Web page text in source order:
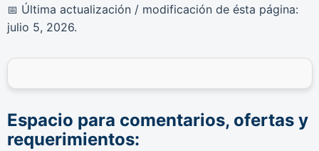
📅 Última actualización / modificación de ésta página:
julio 5, 2026.
Espacio para comentarios, ofertas y
requerimientos: